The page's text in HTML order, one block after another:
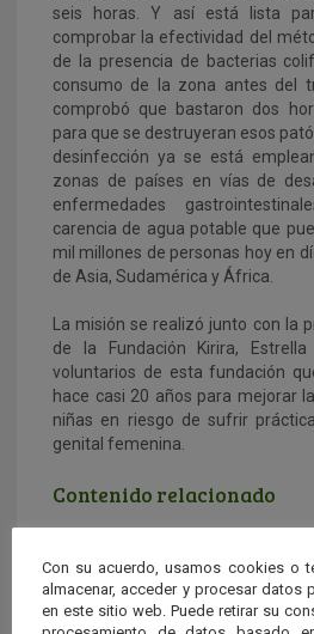
seis horas. Y así está lista
comprobar la efectividad del
de la presencia de bacterias
consumo de la zona antes del
comprobó que bastaron dos
para que se destruyeran esos
desinfección ya se está
zonas de países en vías de
enfermedades
carencia de agua potable que
mil millones de personas hoy en
de Asia, Sudamérica y África.
La misión se realizó junto con la
de la Fundación Kirira,
voluntarios de esta fundación
hace casi 20 años para mejorar
niñas en riesgo de sufrir
genital femenina.
Contenido relacionado
Con su acuerdo, usamos cookies o
almacenar, acceder y procesar datos
en este sitio web. Puede retirar su